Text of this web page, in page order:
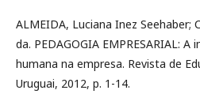
ALMEIDA, Luciana Inez Seehaber;
da. PEDAGOGIA EMPRESARIAL:
humana na empresa. Revista de
Uruguai, 2012, p. 1-14.